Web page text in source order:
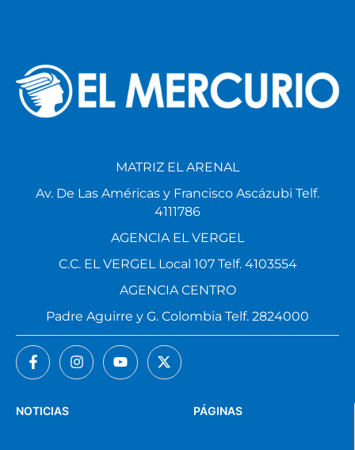
PÁGINAS
NOTICIAS
MATRIZ EL ARENAL
Av. De Las Américas y Francisco Ascázubi Telf.
4111786
AGENCIA EL VERGEL
C.C. EL VERGEL Local 107 Telf. 4103554
AGENCIA CENTRO
Padre Aguirre y G. Colombia Telf. 2824000